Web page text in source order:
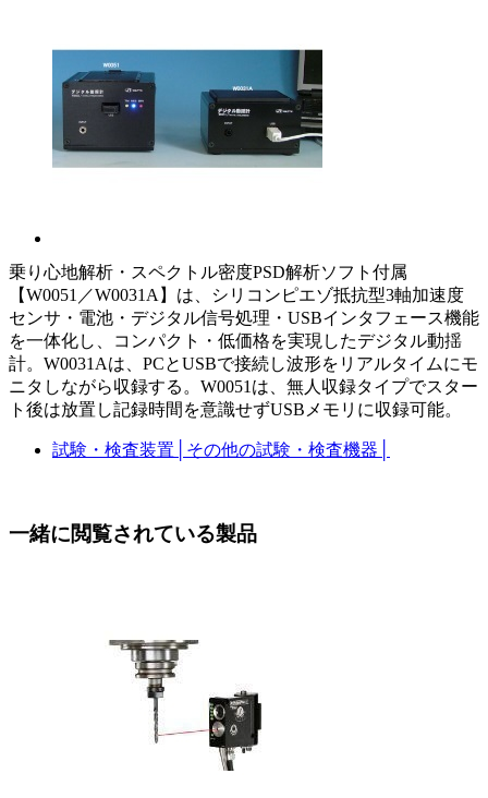
乗り心地解析・スペクトル密度PSD解析ソフト付属
【W0051／W0031A】は、シリコンピエゾ抵抗型3軸加速度
センサ・電池・デジタル信号処理・USBインタフェース機能
を一体化し、コンパクト・低価格を実現したデジタル動揺
計。W0031Aは、PCとUSBで接続し波形をリアルタイムにモ
ニタしながら収録する。W0051は、無人収録タイプでスター
ト後は放置し記録時間を意識せずUSBメモリに収録可能。
試験・検査装置 その他の試験・検査機器
一緒に閲覧されている製品